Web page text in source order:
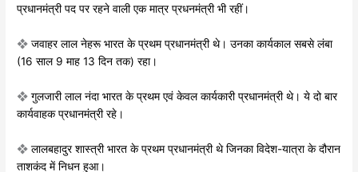
प्रधानमंत्रीपद पर रहने वाली एक मात्र प्रधनमंत्री भीरहीं।
❖जवाहर लाल नेहरू भारत के प्रथम प्रधानमंत्रीथे। उनका कार्यकाल सबसे लंबा
(16 साल 9 माह 13 दिन तक) रहा।
❖गुलजारी लाल नंदा भारत के प्रथम एवंकेवल कार्यकारी प्रधानमंत्री थे। ये दो बार
कार्यवाहक प्रधानमंत्री रहे।
❖ लालबहादुर शास्त्री भारत के प्रथम प्रधानमंत्रीथे जिनका विदेश-यात्रा के दौरान
ताशकंद मेंनिधन हुआ।